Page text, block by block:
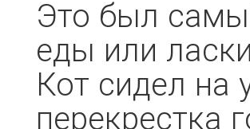
Это был
еды или
Кот сидел на
перекрестка